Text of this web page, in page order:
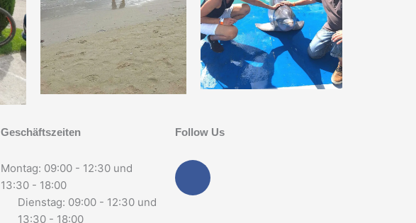
Geschäftszeiten
Montag: 09:00 - 12:30 und
13:30 - 18:00
Dienstag: 09:00 - 12:30 und
13:30 - 18:00
Follow Us
F